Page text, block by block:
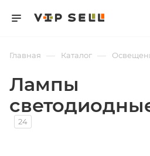
Главная — Каталог —
Лампы
24